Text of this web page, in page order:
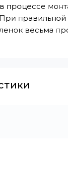
процессе
правильной
весьма